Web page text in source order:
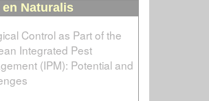
en Naturalis
Control as Part of the
Integrated Pest
(IPM): Potential and